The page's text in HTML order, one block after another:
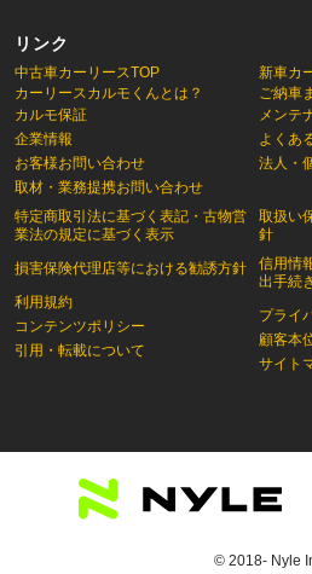
リンク
中古車カーリースTOP
カーリースカルモくんとは？
新車カ
ご納車
カルモ保証
企業情報
お客様お問い合わせ
取材・業務提携お問い合わせ
特定商取引法に基づく表記・古物営
業法の規定に基づく表示
損害保険代理店等における勧誘方針
利用規約
コンテンツポリシー
引用・転載について
メンテ
よくあ
法人・
取扱い
針
信用情
出手続
プライ
顧客本
サイト
© 2018- Nyle